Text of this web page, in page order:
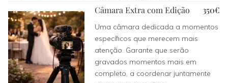
Câmara Extra com Edição 350€
Uma câmara dedicada a momentos
específicos que merecem mais
atenção. Garante que serão
gravados momentos mais em
completo, a coordenar juntamente